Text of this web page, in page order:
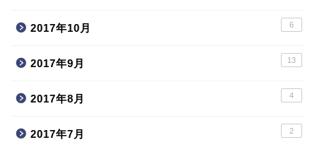
2017年10月 6
2017年9月 13
2017年8月 4
2017年7月 2